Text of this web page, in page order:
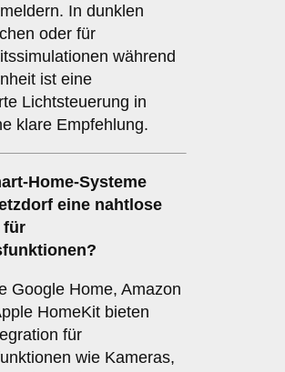
In dunklen
oder für
während
ist eine
Lichtsteuerung in
klare Empfehlung.
Home-Systeme
eine nahtlose
für
Google Home, Amazon
HomeKit bieten
für
wie Kameras,